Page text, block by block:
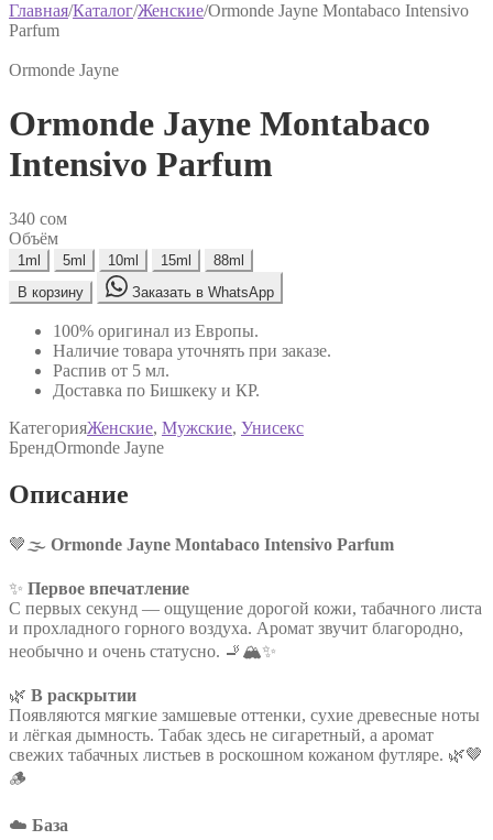
Главная/Каталог/Женские/Ormonde Jayne Montabaco Intensivo
Parfum
Ormonde Jayne
Ormonde Jayne Montabaco
Intensivo Parfum
340 сом
Объём
1ml 5ml 10ml 15ml
88ml
В корзину
Заказать в WhatsApp
100% оригинал из Европы.
Наличие товара уточнять при заказе.
Распив от 5 мл.
Доставка по Бишкеку и КР.
КатегорияЖенские, Мужские, Унисекс
БрендOrmonde Jayne
Описание
🤎🌫️ Ormonde Jayne Montabaco Intensivo Parfum
✨ Первое впечатление
С первых секунд — ощущение дорогой кожи, табачного листа
и прохладного горного воздуха. Аромат звучит благородно,
необычно и очень статусно. 🚬🏔️✨
🌿 В раскрытии
Появляются мягкие замшевые оттенки, сухие древесные ноты
и лёгкая дымность. Табак здесь не сигаретный, а аромат
свежих табачных листьев в роскошном кожаном футляре. 🌿🤎
🪵
☁️ База